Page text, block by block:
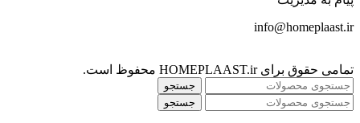
info@homeplaast.ir
تمامی حقوق برای HOMEPLAAST.ir محفوظ است.
جستجو
جستجو